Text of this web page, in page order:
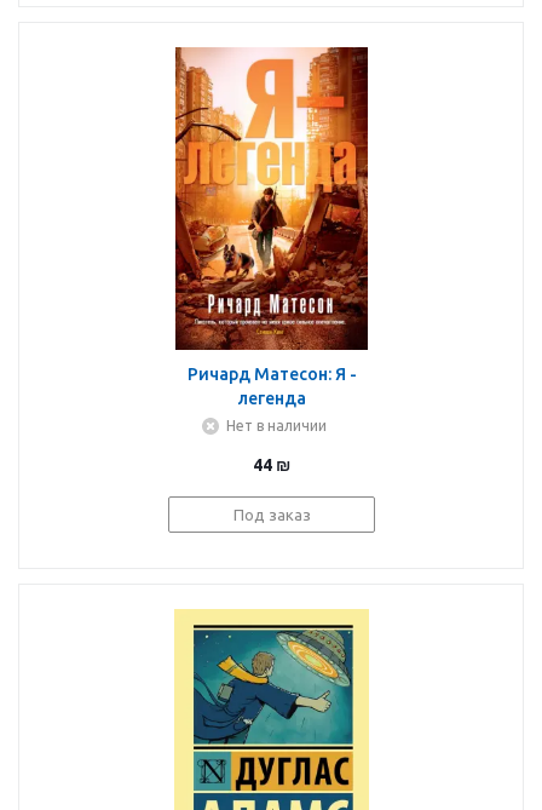
Ричард Матесон: Я -
легенда
Нет в наличии
44 ₪
Под заказ